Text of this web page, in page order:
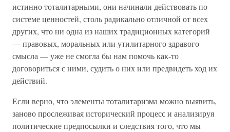
истинно тоталитарными, они начинали действовать по
системе ценностей, столь радикально отличной от всех
других, что ни одна из наших традиционных категорий
— правовых, моральных или утилитарного здравого
смысла — уже не смогла бы нам помочь как-то
договориться с ними, судить о них или предвидеть ход их
действий.
Если верно, что элементы тоталитаризма можно выявить,
заново прослеживая исторический процесс и анализируя
политические предпосылки и следствия того, что мы